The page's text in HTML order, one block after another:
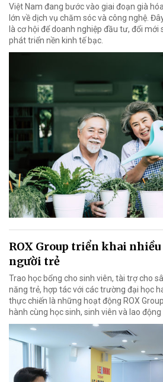
Việt Nam đang bước vào giai đoạn già
lớn về dịch vụ chăm sóc và công nghệ.
là cơ hội để doanh nghiệp đầu tư, đổi
phát triển nền kinh tế bạc.
ROX Group triển khai
người trẻ
Trao học bổng cho sinh viên, tài trợ cho
năng trẻ, hợp tác với các trường đại học
thực chiến là những hoạt động ROX
hành cùng học sinh, sinh viên và lao động